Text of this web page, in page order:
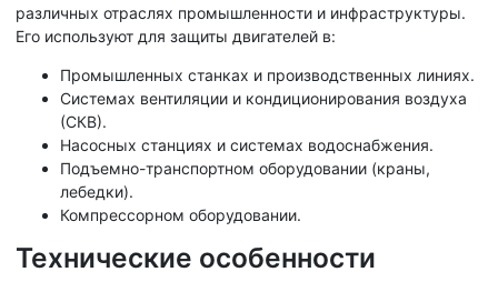
различных отраслях промышленности и инфраструктуры.
Его используют для защиты двигателей в:
Промышленных станках и производственных линиях.
Системах вентиляции и кондиционирования воздуха
(СКВ).
Насосных станциях и системах водоснабжения.
Подъемно-транспортном оборудовании (краны,
лебедки).
Компрессорном оборудовании.
Технические особенности